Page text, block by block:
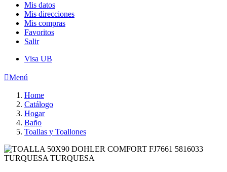
Mis datos
Mis direcciones
Mis compras
Favoritos
Salir
Visa UB
Menú
Home
Catálogo
Hogar
Baño
Toallas y Toallones